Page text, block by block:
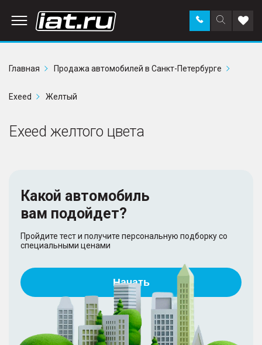
Поиск
по
Заказать
звонок в
Главная
Продажа автомобилей в Санкт-Петербурге
Exeed Желтый
Exeed желтого цвета
Какой автомобиль
вам подойдет?
Пройдите тест и получите персональную подборку со
специальными ценами
Начать